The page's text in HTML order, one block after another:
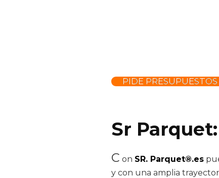
PIDE PRESUPUESTOS
Sr
C on SR. Parquet®.es
y con una amplia